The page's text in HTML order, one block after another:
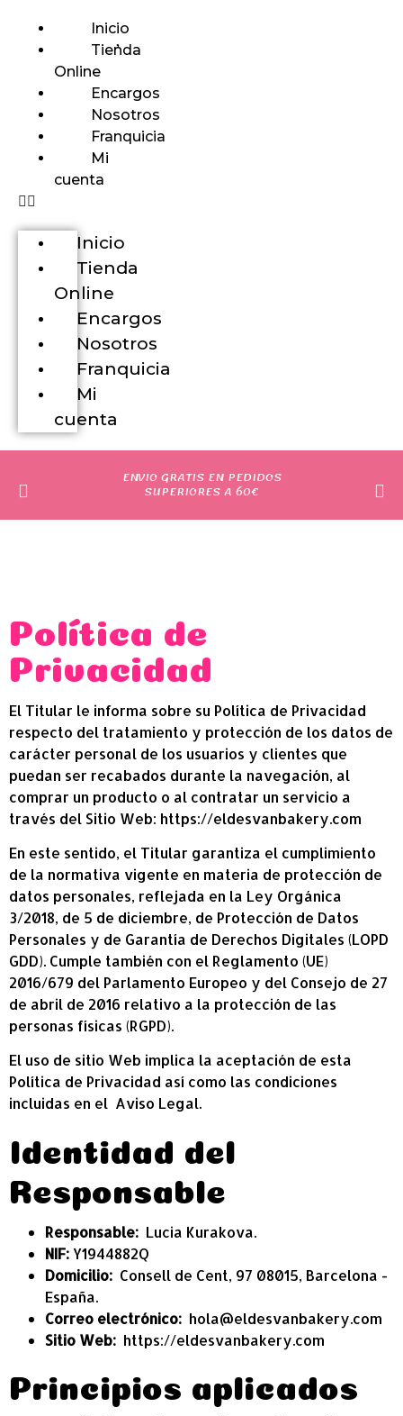
Inicio
Tienda
Online
Encargos
Nosotros
Franquicia
Mi
cuenta
Inicio
Tienda
Online
Encargos
Nosotros
Franquicia
Mi
cuenta
ENVIO GRATIS EN PEDIDOS
SUPERIORES A 60€
Política de
Privacidad
El Titular le informa sobre su Política de Privacidad
respecto del tratamiento y protección de los datos de
carácter personal de los usuarios y clientes que
puedan ser recabados durante la navegación, al
comprar un producto o al contratar un servicio a
través del Sitio Web: https://eldesvanbakery.com
En este sentido, el Titular garantiza el cumplimiento
de la normativa vigente en materia de protección de
datos personales, reflejada en la Ley Orgánica
3/2018, de 5 de diciembre, de Protección de Datos
Personales y de Garantía de Derechos Digitales (LOPD
GDD). Cumple también con el Reglamento (UE)
2016/679 del Parlamento Europeo y del Consejo de 27
de abril de 2016 relativo a la protección de las
personas físicas (RGPD).
El uso de sitio Web implica la aceptación de esta
Política de Privacidad así como las condiciones
incluidas en el Aviso Legal.
Identidad del
Responsable
Responsable: Lucia Kurakova.
NIF: Y1944882Q
Domicilio: Consell de Cent, 97 08015, Barcelona -
España.
Correo electrónico: hola@eldesvanbakery.com
Sitio Web: https://eldesvanbakery.com
Principios aplicados